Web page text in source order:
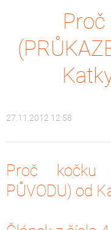
27.11.2012 12:58
Proč kočku
PŮVODU) od